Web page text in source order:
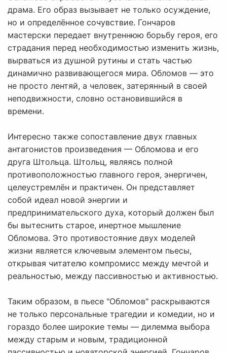
драма. Его образ вызывает не только осуждение,
но и определённое сочувствие. Гончаров
мастерски передает внутреннюю борьбу героя, его
страдания перед необходимостью изменить жизнь,
вырваться из душной рутины и стать частью
динамично развивающегося мира. Обломов — это
не просто лентяй, а человек, затерянный в своей
неподвижности, словно остановившийся в
времени.
Интересно также сопоставление двух главных
антагонистов произведения — Обломова и его
друга Штольца. Штольц, являясь полной
противоположностью главного героя, энергичен,
целеустремлён и практичен. Он представляет
собой идеал новой энергии и
предпринимательского духа, который должен был
бы вытеснить старое, инертное мышление
Обломова. Это противостояние двух моделей
жизни является ключевым элементом пьесы,
открывая читателю компромисс между мечтой и
реальностью, между пассивностью и активностью.
Таким образом, в пьесе "Обломов" раскрываются
не только персональные трагедии и комедии, но и
гораздо более широкие темы — дилемма выбора
между старым и новым, традиционной